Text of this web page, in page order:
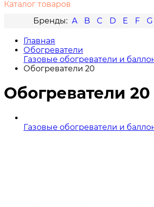
Каталог товаров
A
B C D E F G
Главная
Обогреватели
Газовые обогреватели и
Обогреватели 20
Обогреватели 20
Газовые обогреватели и